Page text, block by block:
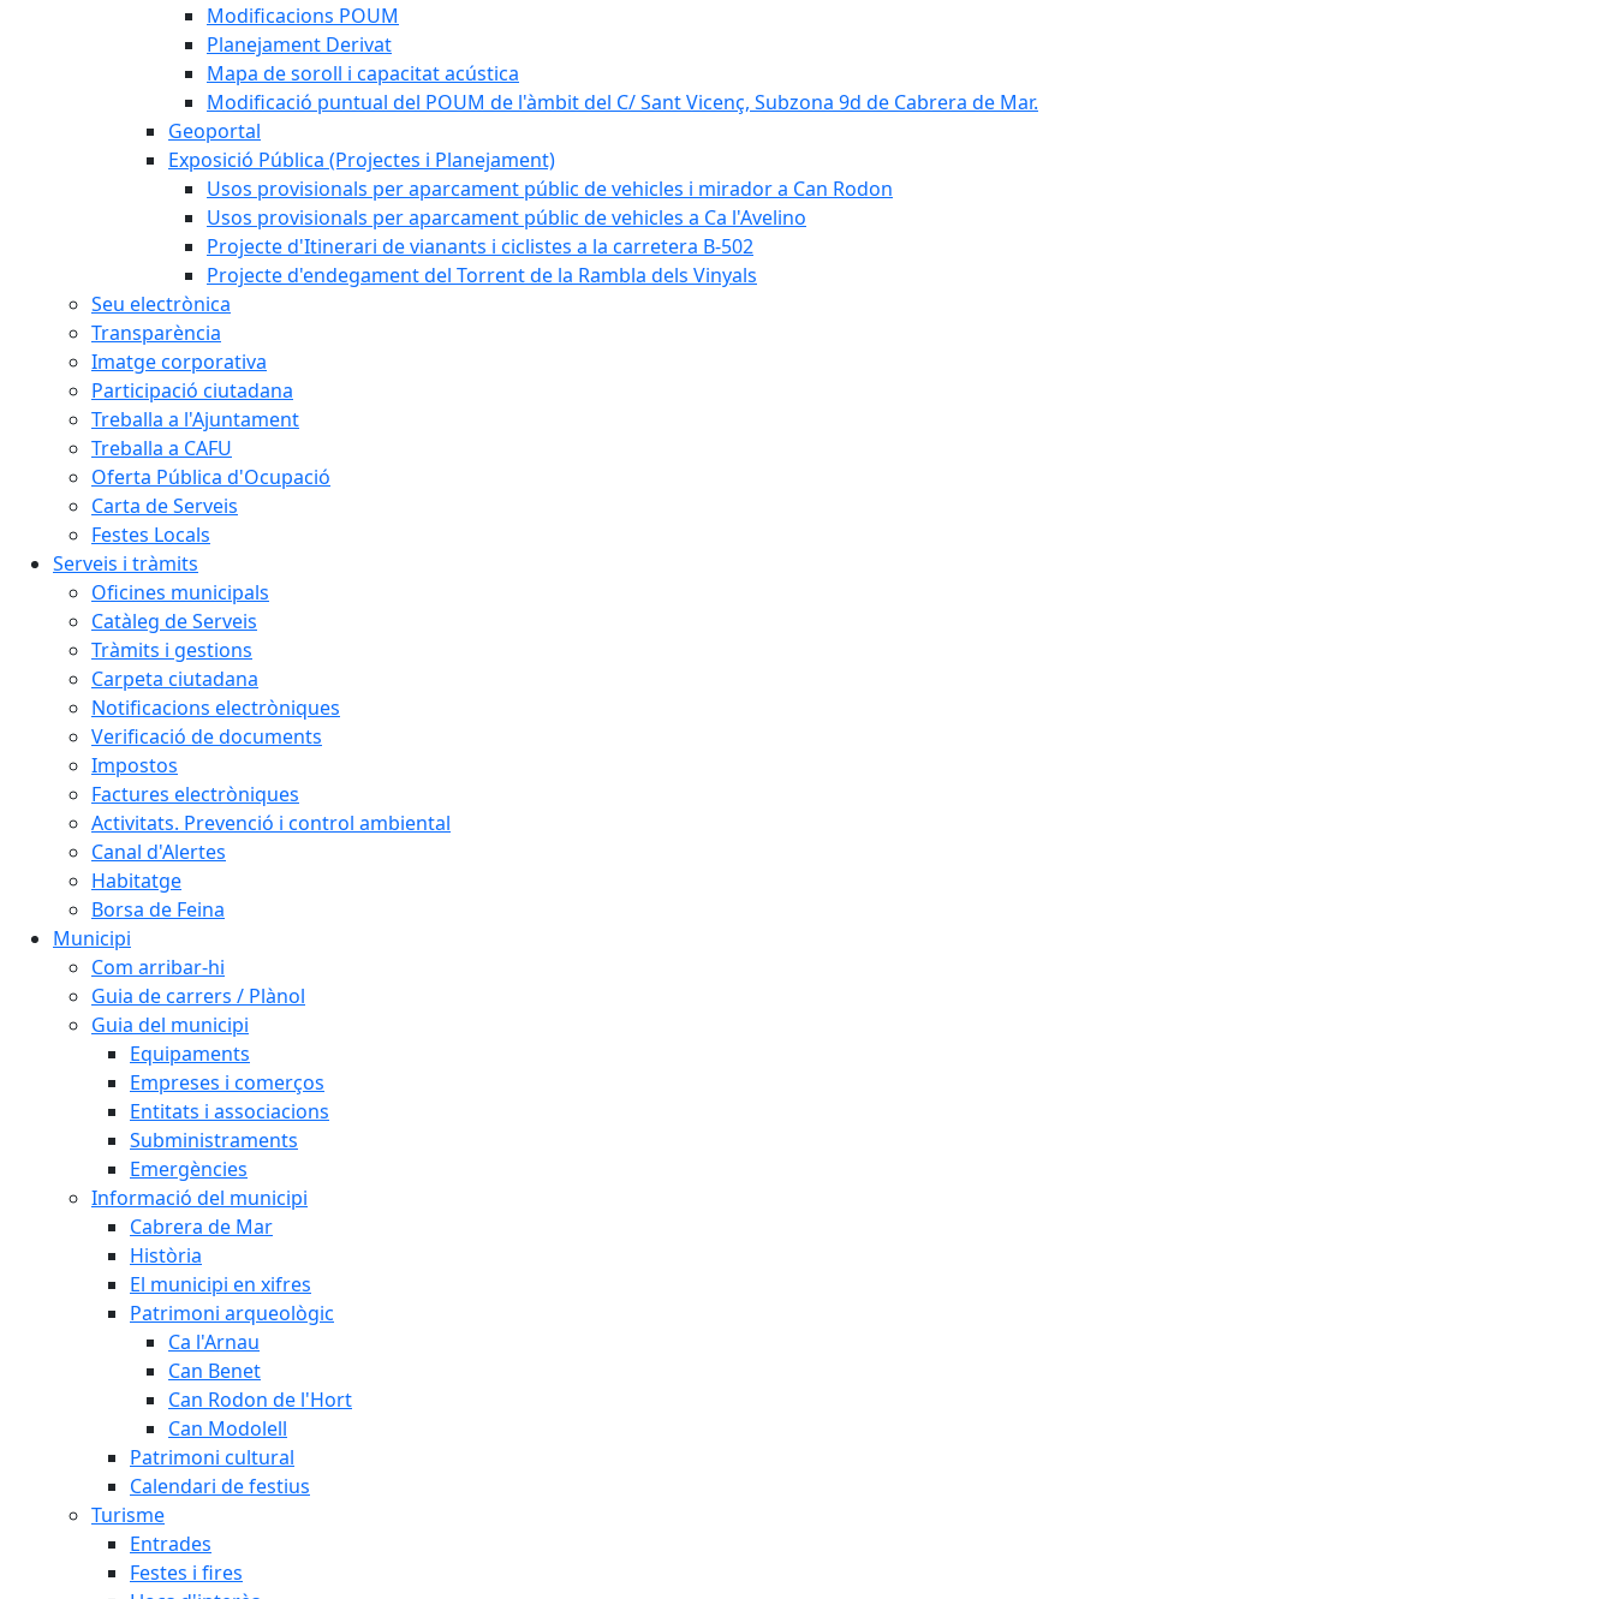
Modificacions POUM
Planejament Derivat
Mapa de soroll i capacitat acústica
Modificació puntual del POUM de l'àmbit del C/ Sant Vicenç, Subzona 9d de Cabrera de Mar.
Geoportal
Exposició Pública (Projectes i Planejament)
Usos provisionals per aparcament públic de vehicles i mirador a Can Rodon
Usos provisionals per aparcament públic de vehicles a Ca l'Avelino
Projecte d'Itinerari de vianants i ciclistes a la carretera B-502
Projecte d'endegament del Torrent de la Rambla dels Vinyals
Seu electrònica
Transparència
Imatge corporativa
Participació ciutadana
Treballa a l'Ajuntament
Treballa a CAFU
Oferta Pública d'Ocupació
Carta de Serveis
Festes Locals
Serveis i tràmits
Oficines municipals
Catàleg de Serveis
Tràmits i gestions
Carpeta ciutadana
Notificacions electròniques
Verificació de documents
Impostos
Factures electròniques
Activitats. Prevenció i control ambiental
Canal d'Alertes
Habitatge
Borsa de Feina
Municipi
Com arribar-hi
Guia de carrers / Plànol
Guia del municipi
Equipaments
Empreses i comerços
Entitats i associacions
Subministraments
Emergències
Informació del municipi
Cabrera de Mar
Història
El municipi en xifres
Patrimoni arqueològic
Ca l'Arnau
Can Benet
Can Rodon de l'Hort
Can Modolell
Patrimoni cultural
Calendari de festius
Turisme
Entrades
Festes i fires